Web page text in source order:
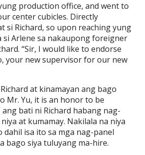
production office, and went to
center cubicles. Directly
si Richard, so upon reaching yung
si Arlene sa nakaupong foreigner
“Sir, I would like to endorse
your new supervisor for our new
at kinamayan ang bago
Mr. Yu, it is an honor to be
bati ni Richard habang nag-
at kumamay. Nakilala na niya
dahil isa ito sa mga nag-panel
bago siya tuluyang ma-hire.